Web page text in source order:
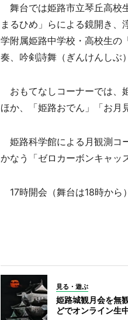
舞台では姫路市立琴丘高校
まるひめ」らによる鏡開き
学附属姫路中学校・高校生の
奏、吟剣詩舞（ぎんけんしぶ
おもてなしコーナーでは、
ほか、「姫路おでん」「お月
姫路科学館による月観測コ
かなう「ゼロカーボンキャッ
17時開会（舞台は18時から
見る・遊ぶ
姫路城観月会を無
どでオンライン生